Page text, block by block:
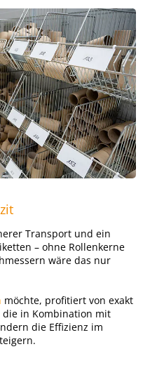
Transport und ein
– ohne Rollenkerne
wäre das nur
möchte, profitiert von exakt
in Kombination mit
die Effizienz im